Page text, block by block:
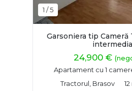
1 /5
Garsoniera tip Cameră
24,900 €
Apartament cu 1
Tractorul, Brasov